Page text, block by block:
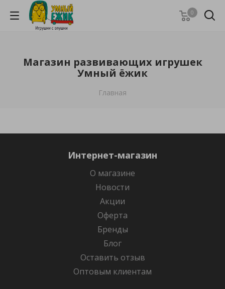
0
Магазин развивающих игрушек
Умный ёжик
Главная
Интернет-магазин
О магазине
Новости
Акции
Оферта
Бренды
Блог
Оставить отзыв
Оптовым клиентам